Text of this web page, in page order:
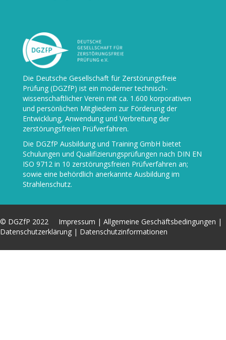
Die Deutsche Gesellschaft für Zerstörungsfreie
Prüfung (DGZfP) ist ein moderner technisch-
wissenschaftlicher Verein mit ca. 1.600 korporativen
und persönlichen Mitgliedern zur Förderung der
Entwicklung, Anwendung und Verbreitung der
zerstörungsfreien Prüfverfahren.
Die DGZfP Ausbildung und Training GmbH bietet
Schulungen und Qualifizierungsprüfungen nach DIN EN
ISO 9712 in 10 zerstörungsfreien Prüfverfahren an;
sowie eine behördlich anerkannte Ausbildung im
Strahlenschutz.
© DGZfP 2022 Impressum | Allgemeine Geschäftsbedingungen |
Datenschutzerklärung | Datenschutzinformationen